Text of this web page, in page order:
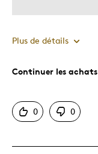
Plus de détails
Le pour
Motif attrayant
Continuer les achats
0 0